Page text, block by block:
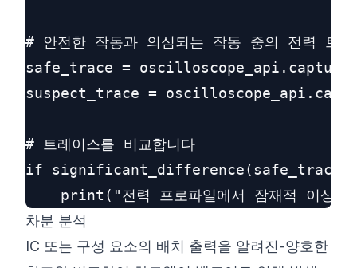
# 안전한 작동과 의심되는 작동 중의 전력 트레
safe_trace =
suspect_trace =
# 트레이스를 비교합니다
if significant_difference(safe_trace,
차분 분석
IC 또는 구성 요소의 배치 출력을 알려진-양호한